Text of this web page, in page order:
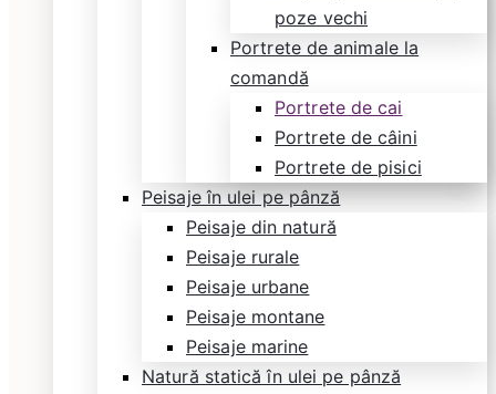
poze vechi
Portrete de animale la
comandă
Portrete de cai
Portrete de câini
Portrete de pisici
Peisaje în ulei pe pânză
Peisaje din natură
Peisaje rurale
Peisaje urbane
Peisaje montane
Peisaje marine
Natură statică în ulei pe pânză